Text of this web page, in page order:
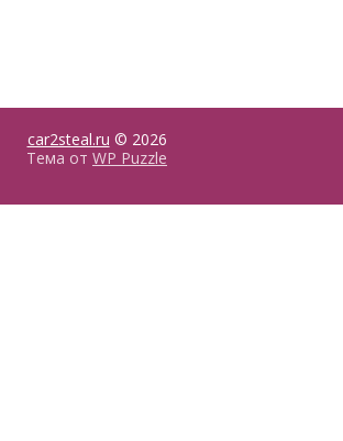
car2steal.ru © 2026
Тема от WP Puzzle